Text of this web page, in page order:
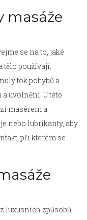
masáže
se na to, jaké
tělo používají.
tok pohybů a
uvolnění. U této
masérem a
nebo lubrikanty, aby
při kterém se
luxusních způsobů,